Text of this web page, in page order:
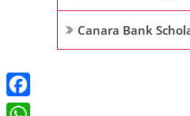
Canara Bank
Facebook